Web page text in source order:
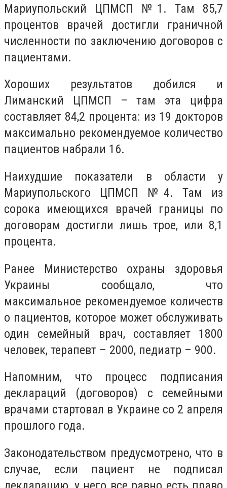
Мариупольский ЦПМСП №1. Там 85,7
процентов врачей достигли граничной
численности по заключению договоров с
пациентами.
Хороших результатов добился и
Лиманский ЦПМСП – там эта цифра
составляет 84,2 процента: из 19 докторов
максимально рекомендуемое количество
пациентов набрали 16.
Наихудшие показатели в области у
Мариупольского ЦПМСП №4. Там из
сорока имеющихся врачей границы по
договорам достигли лишь трое, или 8,1
процента.
Ранее Министерство охраны здоровья
Украины сообщало, что
максимальное рекомендуемое количеств
о пациентов, которое может обслуживать
один семейный врач, составляет 1800
человек, терапевт – 2000, педиатр – 900.
Напомним, что процесс подписания
деклараций (договоров) с семейными
врачами стартовал в Украине со 2 апреля
прошлого года.
Законодательством предусмотрено, что в
случае, если пациент не подписал